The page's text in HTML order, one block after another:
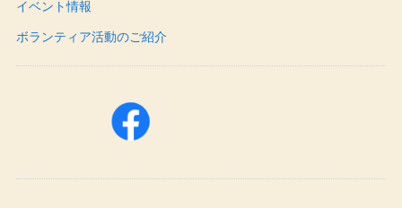
イベント情報
ボランティア活動のご紹介